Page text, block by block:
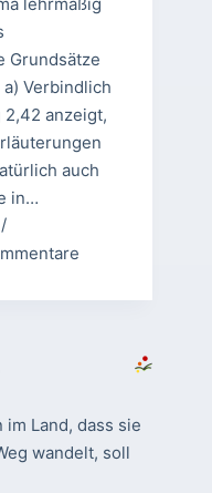
Grundsätze
Verbindlich
anzeigt,
auch
in…
Land, dass sie
wandelt, soll